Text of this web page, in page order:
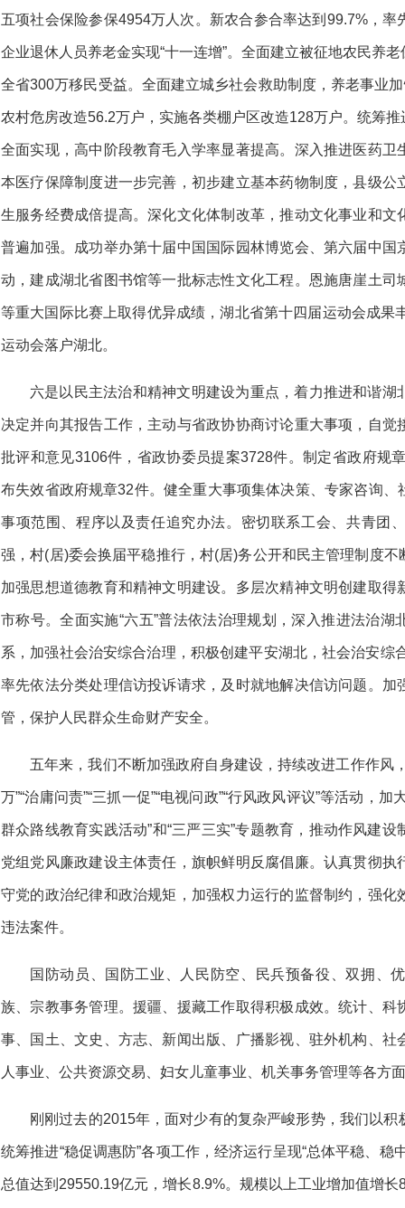
五项社会保险参保4954万人次。新农合参合率达到99.7%，
企业退休人员养老金实现“十一连增”。全面建立被征地农民养
全省300万移民受益。全面建立城乡社会救助制度，养老事业
农村危房改造56.2万户，实施各类棚户区改造128万户。统筹
全面实现，高中阶段教育毛入学率显著提高。深入推进医药
本医疗保障制度进一步完善，初步建立基本药物制度，县级
生服务经费成倍提高。深化文化体制改革，推动文化事业和
普遍加强。成功举办第十届中国国际园林博览会、第六届中
动，建成湖北省图书馆等一批标志性文化工程。恩施唐崖土
等重大国际比赛上取得优异成绩，湖北省第十四届运动会成果
运动会落户湖北。
六是以民主法治和精神文明建设为重点，着力推进和谐
决定并向其报告工作，主动与省政协协商讨论重大事项，自
批评和意见3106件，省政协委员提案3728件。制定省政府规
布失效省政府规章32件。健全重大事项集体决策、专家咨询
事项范围、程序以及责任追究办法。密切联系工会、共青团
强，村(居)委会换届平稳推行，村(居)务公开和民主管理制度
加强思想道德教育和精神文明建设。多层次精神文明创建取
市称号。全面实施“六五”普法依法治理规划，深入推进法治
系，加强社会治安综合治理，积极创建平安湖北，社会治安综
率先依法分类处理信访投诉请求，及时就地解决信访问题。
管，保护人民群众生命财产安全。
五年来，我们不断加强政府自身建设，持续改进工作作风
万”“治庸问责”“三抓一促”“电视问政”“行风政风评议”等活动，
群众路线教育实践活动”和“三严三实”专题教育，推动作风建
党组党风廉政建设主体责任，旗帜鲜明反腐倡廉。认真贯彻
守党的政治纪律和政治规矩，加强权力运行的监督制约，强
违法案件。
国防动员、国防工业、人民防空、民兵预备役、双拥、
族、宗教事务管理。援疆、援藏工作取得积极成效。统计、
事、国土、文史、方志、新闻出版、广播影视、驻外机构、
人事业、公共资源交易、妇女儿童事业、机关事务管理等各方
刚刚过去的2015年，面对少有的复杂严峻形势，我们以
统筹推进“稳促调惠防”各项工作，经济运行呈现“总体平稳、稳
总值达到29550.19亿元，增长8.9%。规模以上工业增加值增